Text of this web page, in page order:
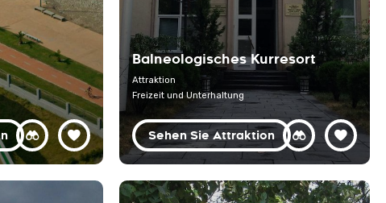
Balneologisches Kurresort
Attraktion
Freizeit und Unterhaltung
Sehen Sie Attraktion